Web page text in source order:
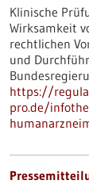
Klinische
Wirksamkeit
rechtlichen
und
https://
pro.de/